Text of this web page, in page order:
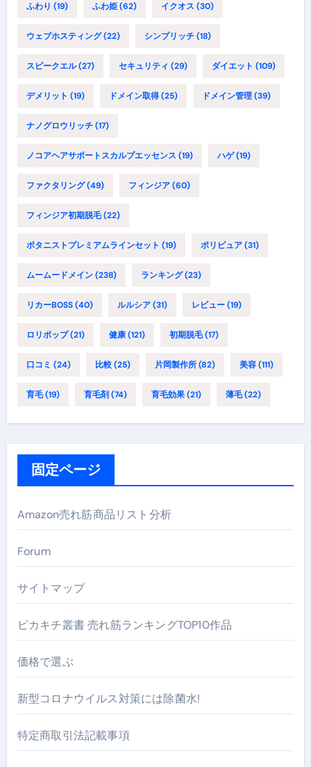
ふわり (19) ふわ姫(62) イクオス (30)
ウェブホスティング(22) シンプリッチ(18)
スピークエル(27) セキュリティ (29) ダイエット (109)
デメリット (19) ドメイン取得(25) ドメイン管理(39)
ナノグロウリッチ(17)
ノコアヘアサポートスカルプエッセンス (19) ハゲ(19)
ファクタリング(49) フィンジア(60)
フィンジア初期脱毛(22)
ボタニストプレミアムラインセット (19) ポリピュア(31)
ムームードメイン(238) ランキング(23)
リカーBOSS(40) ルルシア(31) レビュー(19)
ロリポップ(21) 健康(121) 初期脱毛(17)
口コミ (24) 比較(25) 片岡製作所(82) 美容(111)
育毛(19) 育毛剤 (74) 育毛効果(21) 薄毛(22)
固定ページ
Amazon売れ筋商品リスト分析
Forum
サイトマップ
ピカキチ叢書 売れ筋ランキングTOP10作品
価格で選ぶ
新型コロナウイルス対策には除菌水!
特定商取引法記載事項